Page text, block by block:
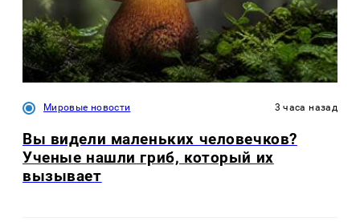
Мировые новости 3 часа назад
Вы видели маленьких человечков?
Ученые нашли гриб, который их
вызывает